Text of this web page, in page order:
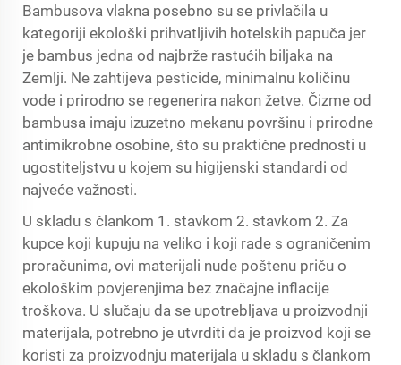
Bambusova vlakna posebno su se privlačila u
kategoriji ekološki prihvatljivih hotelskih papuča jer
je bambus jedna od najbrže rastućih biljaka na
Zemlji. Ne zahtijeva pesticide, minimalnu količinu
vode i prirodno se regenerira nakon žetve. Čizme od
bambusa imaju izuzetno mekanu površinu i prirodne
antimikrobne osobine, što su praktične prednosti u
ugostiteljstvu u kojem su higijenski standardi od
najveće važnosti.
U skladu s člankom 1. stavkom 2. stavkom 2. Za
kupce koji kupuju na veliko i koji rade s ograničenim
proračunima, ovi materijali nude poštenu priču o
ekološkim povjerenjima bez značajne inflacije
troškova. U slučaju da se upotrebljava u proizvodnji
materijala, potrebno je utvrditi da je proizvod koji se
koristi za proizvodnju materijala u skladu s člankom